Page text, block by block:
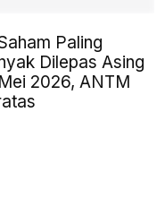
Paling
Dilepas Asing
2026, ANTM